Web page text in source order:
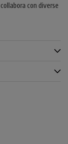
con diverse